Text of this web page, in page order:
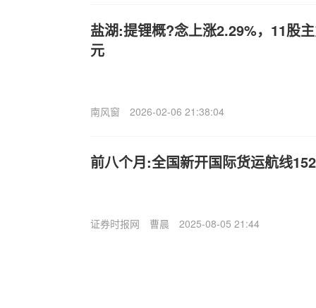
盐湖:提锂概?念上涨2.29%，11股
元
南风窗 2026-02-06 21:38:04
前八个月:全国新开国际货运航线
证券时报网 曹晨 2025-08-05 21:44